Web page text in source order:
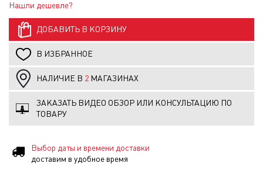
Нашли дешевле?
ДОБАВИТЬ В КОРЗИНУ
В ИЗБРАННОЕ
НАЛИЧИЕ В 2 МАГАЗИНАХ
ЗАКАЗАТЬ ВИДЕО ОБЗОР ИЛИ КОНСУЛЬТАЦИЮ ПО
ТОВАРУ
Выбор даты и времени доставки
доставим в удобное время